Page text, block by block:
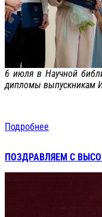
6 июля в Научной
дипломы выпускникам
Подробнее
ПОЗДРАВЛЯЕМ С